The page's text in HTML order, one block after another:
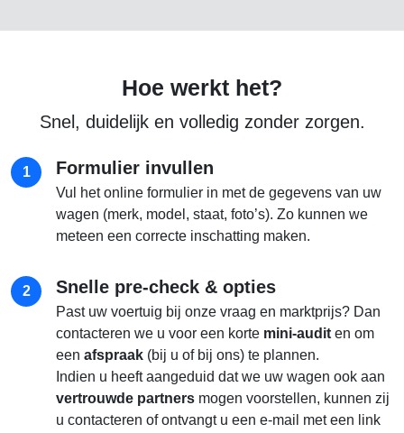
Hoe werkt het?
Snel, duidelijk en volledig zonder zorgen.
1 Formulier invullen
Vul het online formulier in met de gegevens van uw
wagen (merk, model, staat, foto’s). Zo kunnen we
meteen een correcte inschatting maken.
2 Snelle pre-check & opties
Past uw voertuig bij onze vraag en marktprijs? Dan
contacteren we u voor een korte mini-audit en om
een afspraak (bij u of bij ons) te plannen.
Indien u heeft aangeduid dat we uw wagen ook aan
vertrouwde partners mogen voorstellen, kunnen zij
u contacteren of ontvangt u een e-mail met een link